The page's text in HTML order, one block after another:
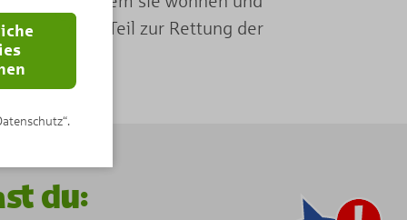
wichtigen Teil zur Rettung der
du:
Adresse